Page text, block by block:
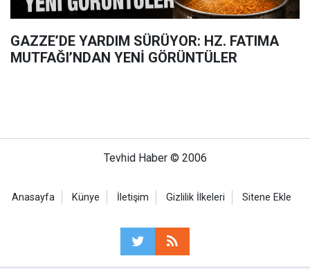
GAZZE’DE YARDIM SÜRÜYOR: HZ. FATIMA
MUTFAĞI’NDAN YENİ GÖRÜNTÜLER
Tevhid Haber © 2006
Anasayfa Künye İletişim Gizlilik İlkeleri Sitene Ekle